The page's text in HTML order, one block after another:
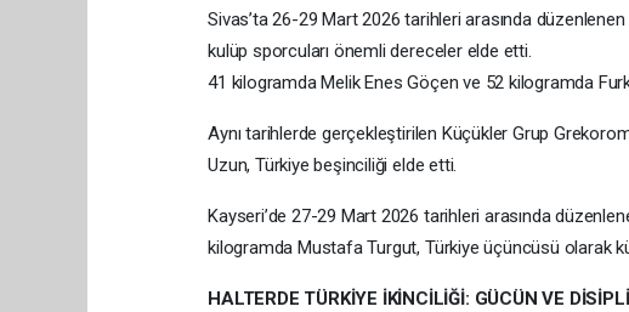
Sivas’ta 26-29 Mart 2026 tarihleri arasında
kulüp sporcuları önemli dereceler elde etti.
41 kilogramda Melik Enes Göçen ve 52 kilogramda
Aynı tarihlerde gerçekleştirilen Küçükler Grup
Uzun, Türkiye beşinciliği elde etti.
Kayseri’de 27-29 Mart 2026 tarihleri arasında
kilogramda Mustafa Turgut, Türkiye üçüncüsü olarak
HALTERDE TÜRKİYE İKİNCİLİĞİ: GÜCÜN VE